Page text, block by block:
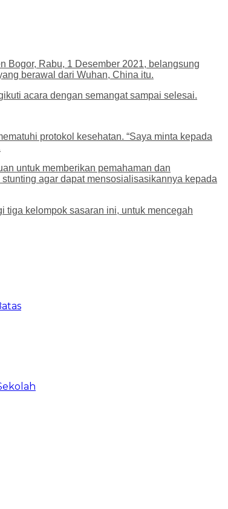
Bogor, Rabu, 1 Desember 2021, belangsung
berawal dari Wuhan, China itu.
acara dengan semangat sampai selesai.
protokol kesehatan. “Saya minta kepada
untuk memberikan pemahaman dan
agar dapat mensosialisasikannya kepada
tiga kelompok sasaran ini, untuk mencegah